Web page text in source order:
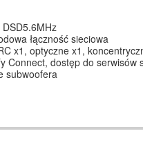
łączność sieciowa
x1, optyczne x1,
Connect, dostęp do serwisów
subwoofera